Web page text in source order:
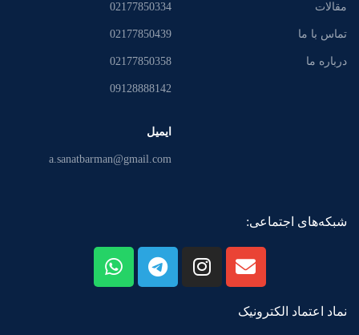
مقالات
تماس با ما
درباره ما
02177850334
02177850439
02177850358
09128888142
ایمیل
a.sanatbarman@gmail.com
شبکه‌های اجتماعی:
نماد اعتماد الکترونیک